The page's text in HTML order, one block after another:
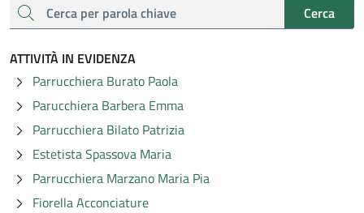
cerca
Cerca
ATTIVITÀ IN EVIDENZA
Parrucchiera Burato Paola
Parucchiera Barbera Emma
Parrucchiera Bilato Patrizia
Estetista Spassova Maria
Parrucchiera Marzano Maria Pia
Fiorella Acconciature